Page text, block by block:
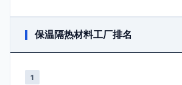
保温隔热材料工厂排名
1